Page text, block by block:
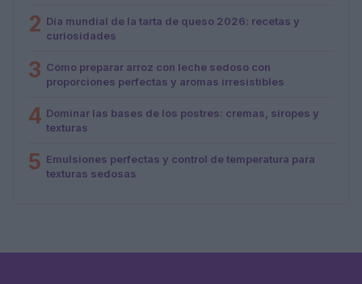
2 Día mundial de la tarta de queso 2026: recetas y
curiosidades
3 Cómo preparar arroz con leche sedoso con
proporciones perfectas y aromas irresistibles
4 Dominar las bases de los postres: cremas, siropes y
texturas
5 Emulsiones perfectas y control de temperatura para
texturas sedosas